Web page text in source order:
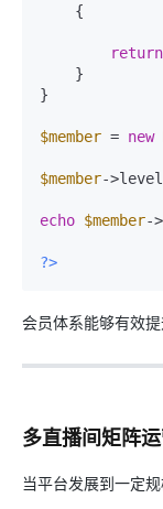
{
return
}
$member = new
$member-
echo $member->
?>
会员体系能够有效提
多直播间矩阵
当平台发展到一定